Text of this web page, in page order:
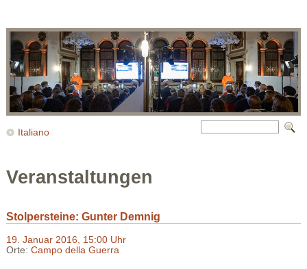
Italiano
Veranstaltungen
Stolpersteine: Gunter Demnig
19. Januar 2016, 15:00 Uhr
Orte: Campo della Guerra